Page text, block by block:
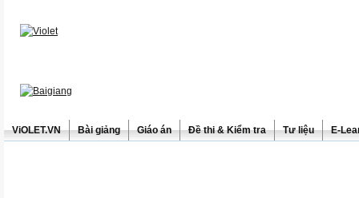
ViOLET.VN Bài giảng Giáo án Đề thi & Kiểm tra Tư liệu E-